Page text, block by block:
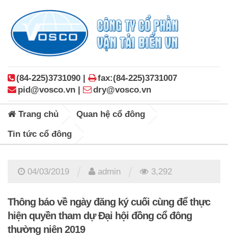
(84-225)3731090 |
fax:(84-225)3731007
pid@vosco.vn |
dry@vosco.vn
Trang chủ Quan hệ cổ đông
Tin tức cổ đông
04/03/2019 admin 3,292
Thông báo về ngày đăng ký cuối cùng để thực
hiện quyền tham dự Đại hội đồng cổ đông
thường niên 2019